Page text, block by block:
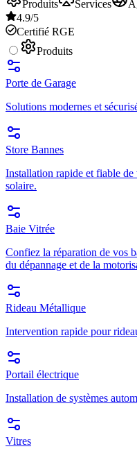
Produits
Services
4.9/5
Certifié RGE
Produits
Porte de Garage
Solutions modernes et
Store Bannes
Installation rapide et fiable
solaire.
Baie Vitrée
Confiez la réparation de vos
du dépannage et de la
Rideau Métallique
Intervention rapide pour
Portail électrique
Installation de systèmes
Vitres